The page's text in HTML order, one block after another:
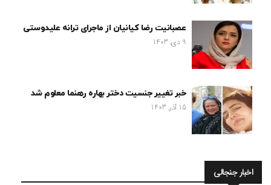
عصبانیت رضا کیانیان از ماجرای ترانه علیدوستی
9 دی, 1403
خبر تغییر جنسیت دختر بهاره رهنما معلوم شد
15 آذر, 1403
اخبار جنجالی